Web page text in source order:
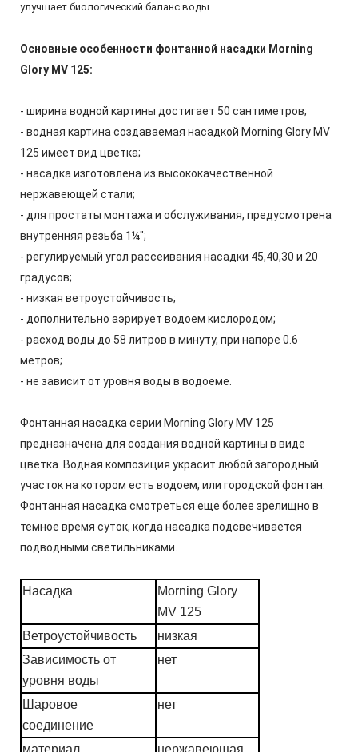
улучшает биологический баланс воды.
Основные особенности фонтанной насадки Morning
Glory MV 125:
- ширина водной картины достигает 50 сантиметров;
- водная картина создаваемая насадкой Morning Glory MV
125 имеет вид цветка;
- насадка изготовлена из высококачественной
нержавеющей стали;
- для простаты монтажа и обслуживания, предусмотрена
внутренняя резьба 1¼";
- регулируемый угол рассеивания насадки 45,40,30 и 20
градусов;
- низкая ветроустойчивость;
- дополнительно аэрирует водоем кислородом;
- расход воды до 58 литров в минуту, при напоре 0.6
метров;
- не зависит от уровня воды в водоеме.
Фонтанная насадка серии Morning Glory MV 125
предназначена для создания водной картины в виде
цветка. Водная композиция украсит любой загородный
участок на котором есть водоем, или городской фонтан.
Фонтанная насадка смотреться еще более зрелищно в
темное время суток, когда насадка подсвечивается
подводными светильниками.
Насадка
Morning Glory
MV 125
Ветроустойчивость
низкая
Зависимость от
уровня воды
нет
Шаровое
соединение
нет
материал нержавеющая